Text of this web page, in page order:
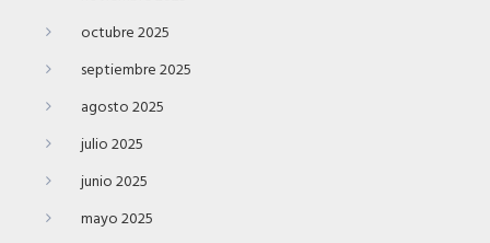
octubre 2025
septiembre 2025
agosto 2025
julio 2025
junio 2025
mayo 2025